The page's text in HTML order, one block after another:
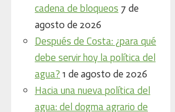
cadena de bloqueos 7 de
agosto de 2026
Después de Costa: ¿para qué
debe servir hoy la política del
agua? 1 de agosto de 2026
Hacia una nueva política del
agua: del dogma agrario de